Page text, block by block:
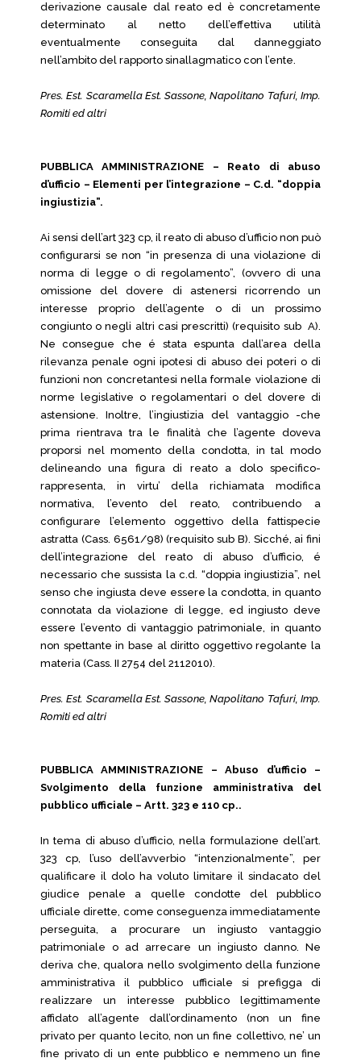
derivazione causale dal reato ed è concretamente
determinato al netto dell’effettiva utilità
eventualmente conseguita dal danneggiato
nell’ambito del rapporto sinallagmatico con l’ente.
Pres. Est. Scaramella Est. Sassone, Napolitano Tafuri, Imp.
Romiti ed altri
PUBBLICA AMMINISTRAZIONE – Reato di abuso
d’ufficio – Elementi per l’integrazione – C.d. “doppia
ingiustizia”.
Ai sensi dell’art 323 cp, il reato di abuso d’ufficio non può
configurarsi se non “in presenza di una violazione di
norma di legge o di regolamento”, (ovvero di una
omissione del dovere di astenersi ricorrendo un
interesse proprio dell’agente o di un prossimo
congiunto o negli altri casi prescritti) (requisito sub A).
Ne consegue che é stata espunta dall’area della
rilevanza penale ogni ipotesi di abuso dei poteri o di
funzioni non concretantesi nella formale violazione di
norme legislative o regolamentari o del dovere di
astensione. Inoltre, l’ingiustizia del vantaggio -che
prima rientrava tra le finalità che l’agente doveva
proporsi nel momento della condotta, in tal modo
delineando una figura di reato a dolo specifico-
rappresenta, in virtu’ della richiamata modifica
normativa, l’evento del reato, contribuendo a
configurare l’elemento oggettivo della fattispecie
astratta (Cass. 6561/98) (requisito sub B). Sicché, ai fini
dell’integrazione del reato di abuso d’ufficio, é
necessario che sussista la c.d. “doppia ingiustizia”, nel
senso che ingiusta deve essere la condotta, in quanto
connotata da violazione di legge, ed ingiusto deve
essere l’evento di vantaggio patrimoniale, in quanto
non spettante in base al diritto oggettivo regolante la
materia (Cass. II 2754 del 2112010).
Pres. Est. Scaramella Est. Sassone, Napolitano Tafuri, Imp.
Romiti ed altri
PUBBLICA AMMINISTRAZIONE – Abuso d’ufficio –
Svolgimento della funzione amministrativa del
pubblico ufficiale – Artt. 323 e 110 cp..
In tema di abuso d’ufficio, nella formulazione dell’art.
323 cp, l’uso dell’avverbio “intenzionalmente”, per
qualificare il dolo ha voluto limitare il sindacato del
giudice penale a quelle condotte del pubblico
ufficiale dirette, come conseguenza immediatamente
perseguita, a procurare un ingiusto vantaggio
patrimoniale o ad arrecare un ingiusto danno. Ne
deriva che, qualora nello svolgimento della funzione
amministrativa il pubblico ufficiale si prefigga di
realizzare un interesse pubblico legittimamente
affidato all’agente dall’ordinamento (non un fine
privato per quanto lecito, non un fine collettivo, ne’ un
fine privato di un ente pubblico e nemmeno un fine